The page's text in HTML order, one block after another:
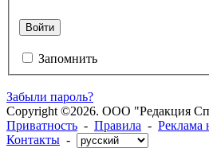
Войти
Запомнить
Забыли пароль?
Copyright ©2026. ООО "Редакция
Приватность - Правила - Реклама
Контакты -